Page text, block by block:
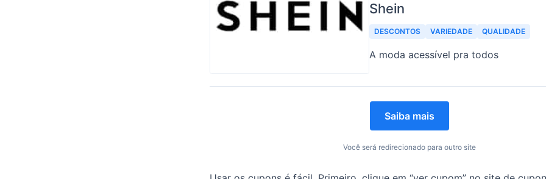
Shein
DESCONTOS VARIEDADE QUALIDADE
A moda acessível pra todos
Saiba mais
Você será redirecionado para outro site